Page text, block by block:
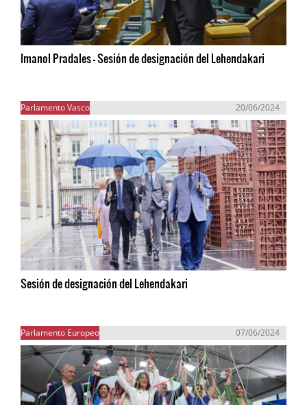
Imanol Pradales - Sesión de designación del Lehendakari
Parlamento Vasco 20/06/2024
Sesión de designación del Lehendakari
Parlamento Europeo 07/06/2024